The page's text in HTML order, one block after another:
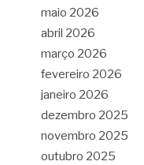
maio 2026
abril 2026
março 2026
fevereiro 2026
janeiro 2026
dezembro 2025
novembro 2025
outubro 2025